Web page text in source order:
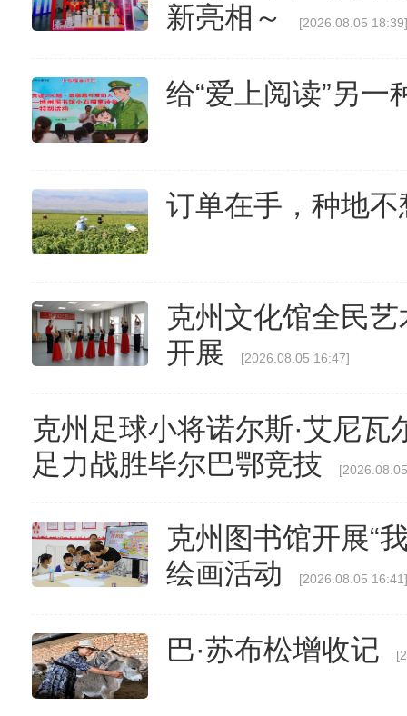
新亮相～
[2026.08.05
给“爱上阅读”另一
订单在手，种地不
克州文化馆全民
开展
[2026.08.05 16:47]
克州足球小将诺尔斯·艾尼瓦
足力战胜毕尔巴鄂竞技
克州图书馆开展“
绘画活动
[2026.08.05
巴·苏布松增收记